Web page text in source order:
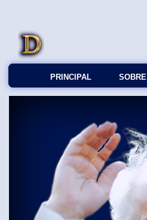
PRINCIPAL SOBRE